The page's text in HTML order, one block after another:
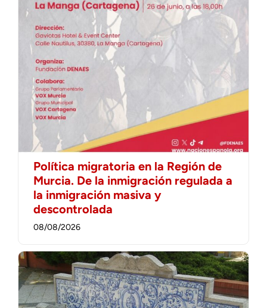
Política migratoria en la Región de
Murcia. De la inmigración regulada a
la inmigración masiva y
descontrolada
08/08/2026